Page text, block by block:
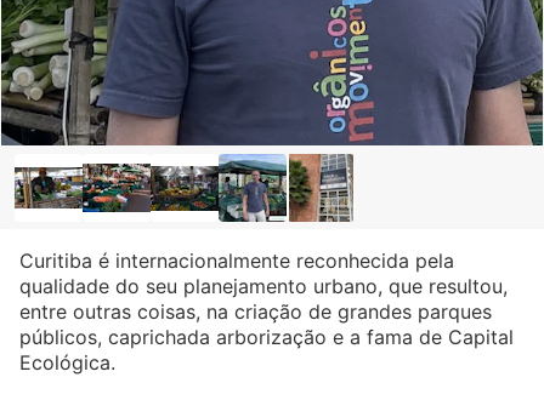
Curitiba é internacionalmente reconhecida pela
qualidade do seu planejamento urbano, que resultou,
entre outras coisas, na criação de grandes parques
públicos, caprichada arborização e a fama de Capital
Ecológica.